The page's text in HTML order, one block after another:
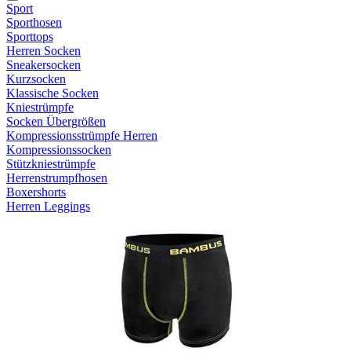
Sport
Sporthosen
Sporttops
Herren Socken
Sneakersocken
Kurzsocken
Klassische Socken
Kniestrümpfe
Socken Übergrößen
Kompressionsstrümpfe Herren
Kompressionssocken
Stützkniestrümpfe
Herrenstrumpfhosen
Boxershorts
Herren Leggings